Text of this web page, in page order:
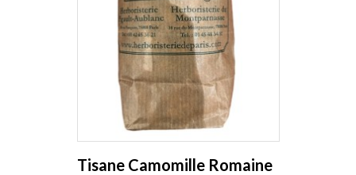
Tisane Camomille Romaine